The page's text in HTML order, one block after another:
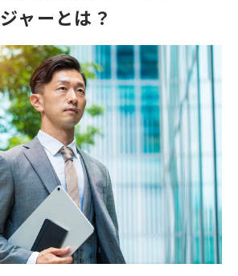
ャーとは？